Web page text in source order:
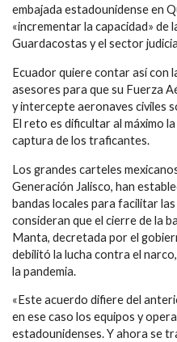
embajada estadounidense en
«incrementar la capacidad» de
Guardacostas y el sector
Ecuador quiere contar así con
asesores para que su Fuerza
y intercepte aeronaves civiles
El reto es dificultar al máximo
captura de los traficantes.
Los grandes carteles
Generación Jalisco, han
bandas locales para facilitar
consideran que el cierre de la
Manta, decretada por el
debilitó la lucha contra el
la pandemia.
«Este acuerdo difiere del
en ese caso los equipos y
estadounidenses. Y ahora se